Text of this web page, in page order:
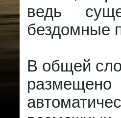
ведь
бездомные
В общей